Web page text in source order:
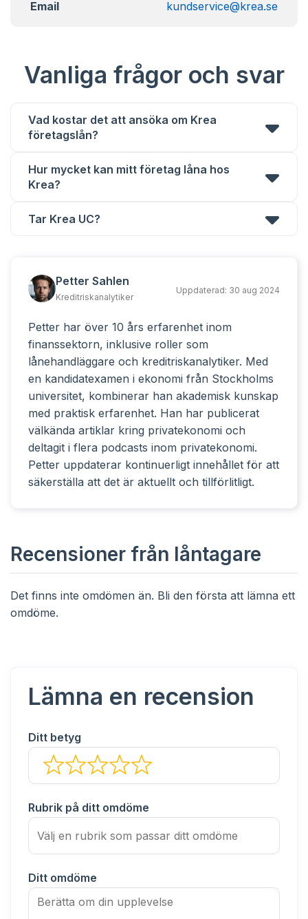
Email kundservice@krea.se
Vanliga frågor och svar
Vad kostar det att ansöka om Krea
företagslån?
Hur mycket kan mitt företag låna hos
Krea?
Tar Krea UC?
Petter Sahlen
Kreditriskanalytiker
Uppdaterad: 30 aug 2024
Petter har över 10 års erfarenhet inom
finanssektorn, inklusive roller som
lånehandläggare och kreditriskanalytiker. Med
en kandidatexamen i ekonomi från Stockholms
universitet, kombinerar han akademisk kunskap
med praktisk erfarenhet. Han har publicerat
välkända artiklar kring privatekonomi och
deltagit i flera podcasts inom privatekonomi.
Petter uppdaterar kontinuerligt innehållet för att
säkerställa att det är aktuellt och tillförlitligt.
Recensioner från låntagare
Det finns inte omdömen än. Bli den första att lämna ett
omdöme.
Lämna en recension
Ditt betyg
Rubrik på ditt omdöme
Ditt omdöme